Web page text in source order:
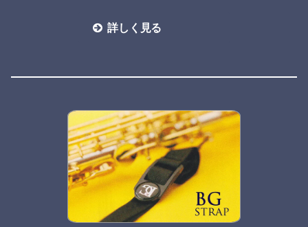
詳しく見る